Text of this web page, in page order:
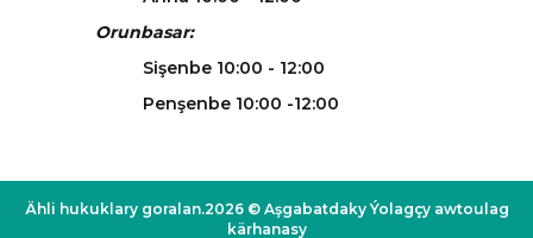
Orunbasar:
Sişenbe 10:00 - 12:00
Penşenbe 10:00 -12:00
Ähli hukuklary goralan.2026 © Aşgabatdaky Ýolagçy awtoulag
kärhanasy